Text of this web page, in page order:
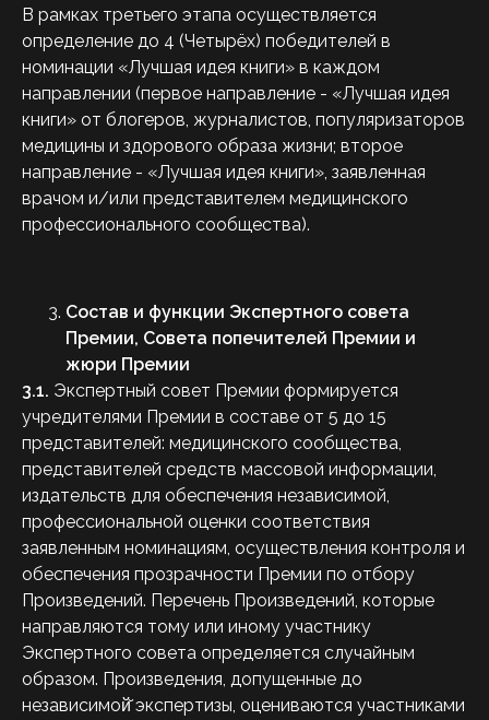
В рамках третьего этапа осуществляется
определение до 4 (Четырёх) победителей в
номинации «Лучшая идея книги» в каждом
направлении (первое направление - «Лучшая идея
книги» от блогеров, журналистов, популяризаторов
медицины и здорового образа жизни; второе
направление - «Лучшая идея книги», заявленная
врачом и/или представителем медицинского
профессионального сообщества).
Состав и функции Экспертного совета
Премии, Совета попечителей Премии и
жюри Премии
3.1. Экспертный совет Премии формируется
учредителями Премии в составе от 5 до 15
представителей: медицинского сообщества,
представителей средств массовой информации,
издательств для обеспечения независимой,
профессиональной оценки соответствия
заявленным номинациям, осуществления контроля и
обеспечения прозрачности Премии по отбору
Произведений. Перечень Произведений, которые
направляются тому или иному участнику
Экспертного совета определяется случайным
образом. Произведения, допущенные до
независимой̆ экспертизы, оцениваются участниками